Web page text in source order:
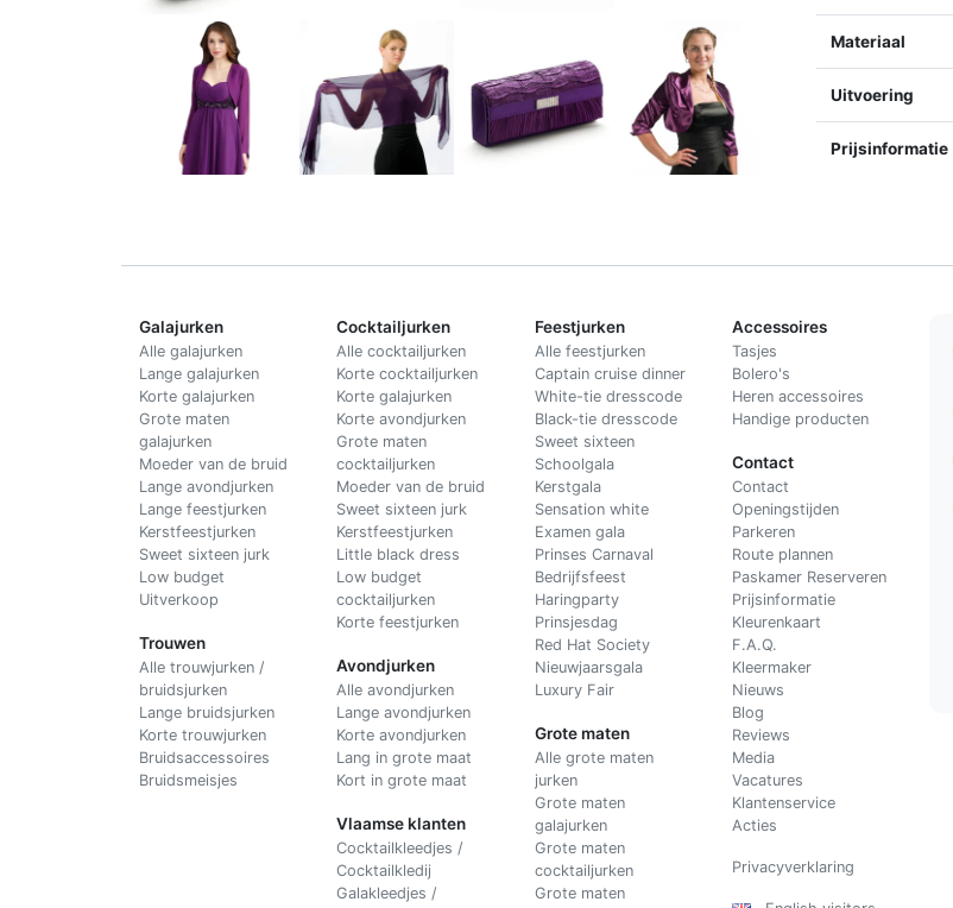
Materiaal
Uitvoering
Prijsinformatie
Galajurken
Alle galajurken
Lange galajurken
Korte galajurken
Grote maten
galajurken
Moeder van de bruid
Lange avondjurken
Lange feestjurken
Kerstfeestjurken
Sweet sixteen jurk
Low budget
Uitverkoop
Trouwen
Alle trouwjurken /
bruidsjurken
Lange bruidsjurken
Korte trouwjurken
Bruidsaccessoires
Bruidsmeisjes
Cocktailjurken
Alle cocktailjurken
Korte cocktailjurken
Korte galajurken
Korte avondjurken
Grote maten
cocktailjurken
Moeder van de bruid
Sweet sixteen jurk
Kerstfeestjurken
Little black dress
Low budget
cocktailjurken
Korte feestjurken
Avondjurken
Alle avondjurken
Lange avondjurken
Korte avondjurken
Lang in grote maat
Kort in grote maat
Vlaamse klanten
Cocktailkleedjes /
Cocktailkledij
Galakleedjes /
Feestjurken
Alle feestjurken
Captain cruise dinner
White-tie dresscode
Black-tie dresscode
Sweet sixteen
Schoolgala
Kerstgala
Sensation white
Examen gala
Prinses Carnaval
Bedrijfsfeest
Haringparty
Prinsjesdag
Red Hat Society
Nieuwjaarsgala
Luxury Fair
Grote maten
Alle grote maten
jurken
Grote maten
galajurken
Grote maten
cocktailjurken
Grote maten
Accessoires
Tasjes
Bolero's
Heren accessoires
Handige producten
Contact
Contact
Openingstijden
Parkeren
Route plannen
Paskamer Reserveren
Prijsinformatie
Kleurenkaart
F.A.Q.
Kleermaker
Nieuws
Blog
Reviews
Media
Vacatures
Klantenservice
Acties
Privacyverklaring